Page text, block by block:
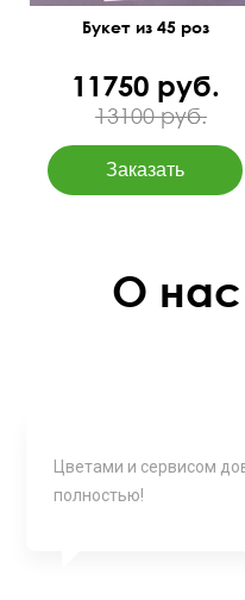
Букет из 45 роз
11750 руб.
13100 руб.
О нас
Цветами и сервисом
полностью!